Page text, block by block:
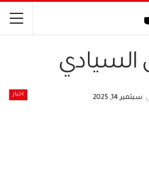
السيادي
اخبار سبتمبر 14, 2025